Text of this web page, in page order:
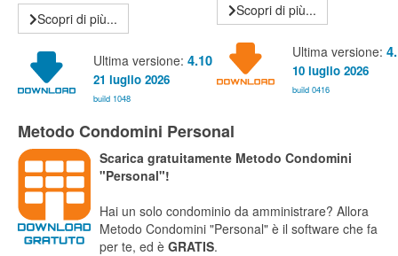
Scopri di più...
Ultima versione: 4.10
21 luglio 2026
build 1048
Scopri di più...
Ultima versione:
10 luglio 2026
build 0416
Metodo Condomini Personal
Scarica gratuitamente Metodo Condomini
"Personal"!
Hai un solo condominio da amministrare? Allora
Metodo Condomini "Personal" è il software che fa
per te, ed è GRATIS.